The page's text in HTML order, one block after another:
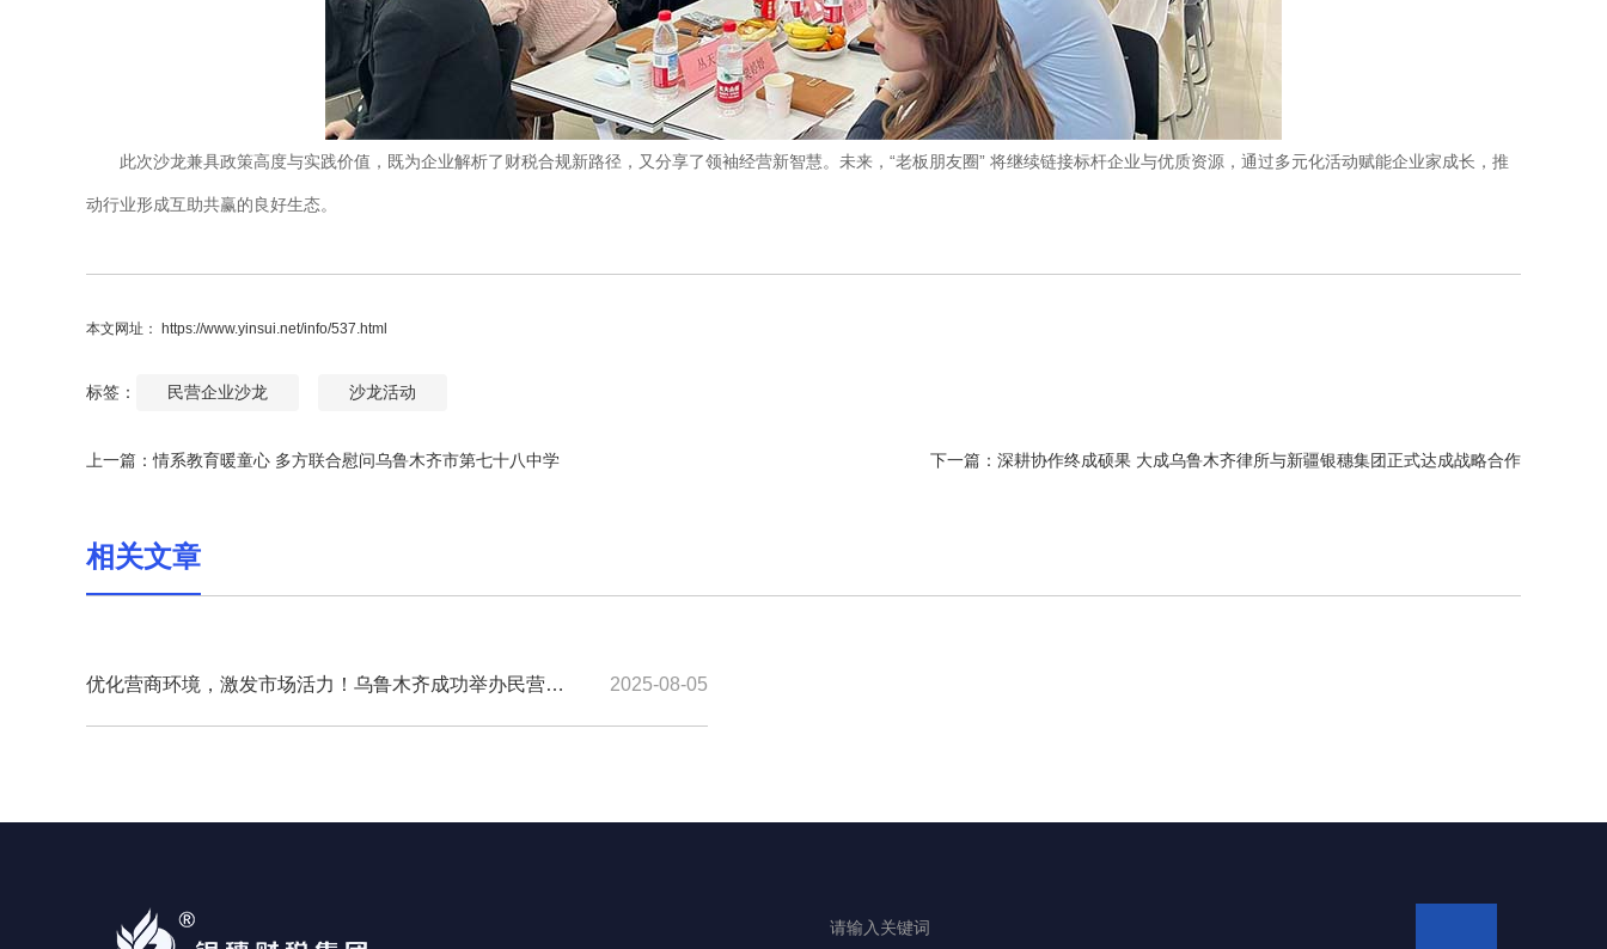
此次沙龙兼具政策高度与实践价值，既为企业解析了财税合规新路径，又分享了领袖经营新智慧。未来，“老板朋友圈” 将继续链接标杆企业与优质资源，通过多元化活动赋能企业家成长，推
动行业形成互助共赢的良好生态。
本文网址： https://www.yinsui.net/info/537.html
标签： 民营企业沙龙 沙龙活动
上一篇：情系教育暖童心 多方联合慰问乌鲁木齐市第七十八中学 下一篇： 深耕协作终成硕果 大成乌鲁木齐律所与新疆银穗集团正式达成战略合作
相关文章
2025-08-05
优化营商环境，激发市场活力！乌鲁木齐成功举办民营企
业沙龙